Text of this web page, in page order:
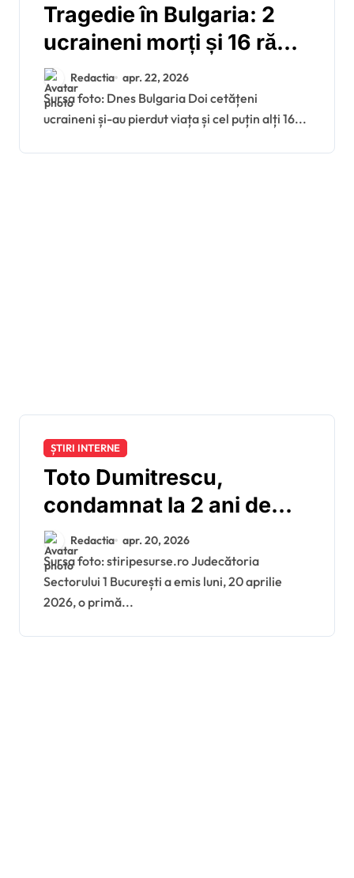
Tragedie în Bulgaria: 2
ucraineni morți și 16 răniți
după ce un autobuz s-a
prăbușit într-o râpă la
granița cu Turcia
Redactia apr. 22, 2026
Sursa foto: Dnes Bulgaria Doi cetățeni
ucraineni și-au pierdut viața și cel puțin alți 16...
ȘTIRI INTERNE
Toto Dumitrescu,
condamnat la 2 ani de
închisoare cu
suspendare după
accidentul din Primăverii
Redactia apr. 20, 2026
Sursa foto: stiripesurse.ro Judecătoria
Sectorului 1 București a emis luni, 20 aprilie
2026, o primă...